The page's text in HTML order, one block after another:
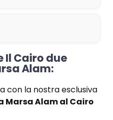
Il Cairo due
Alam:
con la nostra esclusiva
Marsa Alam al Cairo